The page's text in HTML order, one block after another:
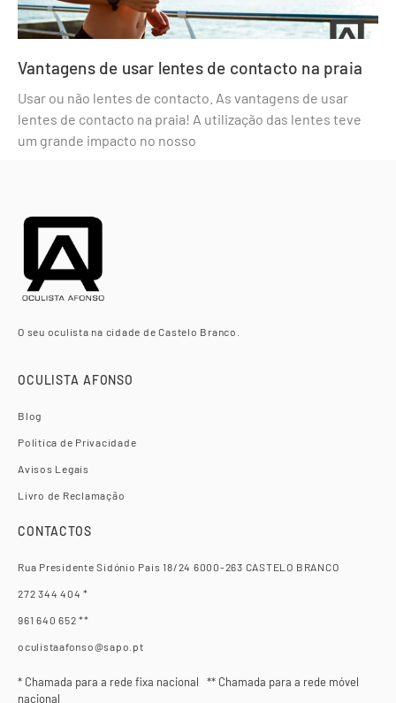
Vantagens de usar lentes de contacto na praia
Usar ou não lentes de contacto. As vantagens de usar
lentes de contacto na praia! A utilização das lentes teve
um grande impacto no nosso
O seu oculista na cidade de Castelo Branco.
OCULISTA AFONSO
Blog
Política de Privacidade
Avisos Legais
Livro de Reclamação
CONTACTOS
Rua Presidente Sidónio Pais 18/24 6000-263 CASTELO BRANCO
272 344 404 *
961 640 652 **
oculistaafonso@sapo.pt
* Chamada para a rede fixa nacional ** Chamada para a rede móvel
nacional